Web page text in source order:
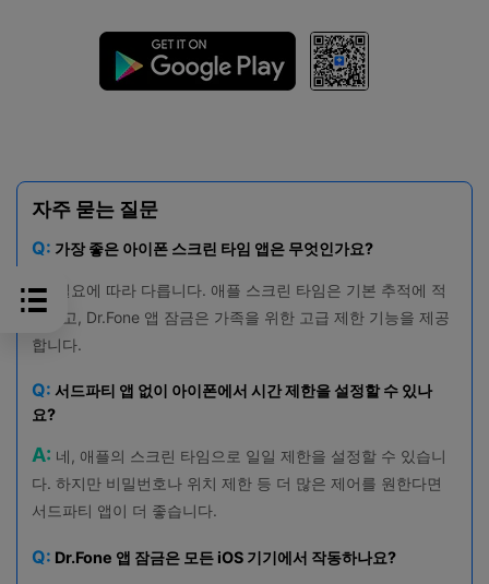
자주 묻는 질문
Q: 가장 좋은 아이폰 스크린 타임 앱은 무엇인가요?
A:
필요에 따라 다릅니다. 애플 스크린 타임은 기본 추적에 적
합하고, Dr.Fone 앱 잠금은 가족을 위한 고급 제한 기능을 제공
합니다.
Q: 서드파티 앱 없이 아이폰에서 시간 제한을 설정할 수 있나
요?
A: 네, 애플의 스크린 타임으로 일일 제한을 설정할 수 있습니
다. 하지만 비밀번호나 위치 제한 등 더 많은 제어를 원한다면
서드파티 앱이 더 좋습니다.
Q: Dr.Fone 앱 잠금은 모든 iOS 기기에서 작동하나요?